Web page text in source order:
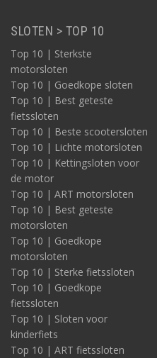
SLOTEN > TOP 10
Top 10 | Sterkste
motorsloten
Top 10 | Goedkope sloten
Top 10 | Best geteste
fietssloten
Top 10 | Beste scootersloten
Top 10 | Lichte motorsloten
Top 10 | Kettingsloten voor
de motor
Top 10 | ART motorsloten
Top 10 | Best geteste
motorsloten
Top 10 | Goedkope
motorsloten
Top 10 | Sterke fietssloten
Top 10 | Goedkope
fietssloten
Top 10 | Sloten voor
kinderfiets
Top 10 | ART fietssloten